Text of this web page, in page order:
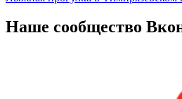
Наше сообщество